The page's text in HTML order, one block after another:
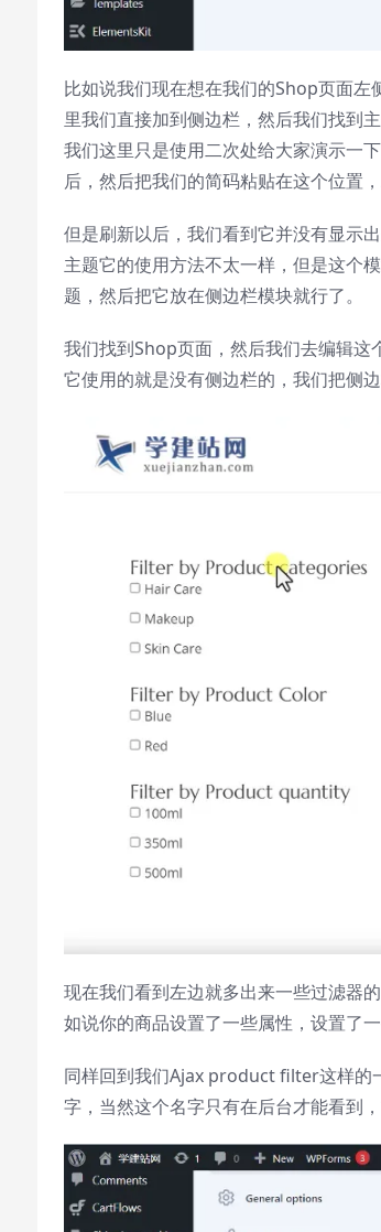
Color
Background
Color
Transparency
Window
Font Size
Text Edge Style
Close Modal Dialog
比如说我们现在想在我们的Shop页面
里我们直接加到侧边栏，然后我们找到
我们这里只是使用二次处给大家演示一
后，然后把我们的简码粘贴在这个位置
但是刷新以后，我们看到它并没有显示
主题它的使用方法不太一样，但是这个
题，然后把它放在侧边栏模块就行了。
我们找到Shop页面，然后我们去编辑
它使用的就是没有侧边栏的，我们把侧
现在我们看到左边就多出来一些过滤器
如说你的商品设置了一些属性，设置了
同样回到我们Ajax product filter这样的
字，当然这个名字只有在后台才能看到